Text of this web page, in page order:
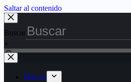
Saltar al contenido
Buscar
×
Marcas